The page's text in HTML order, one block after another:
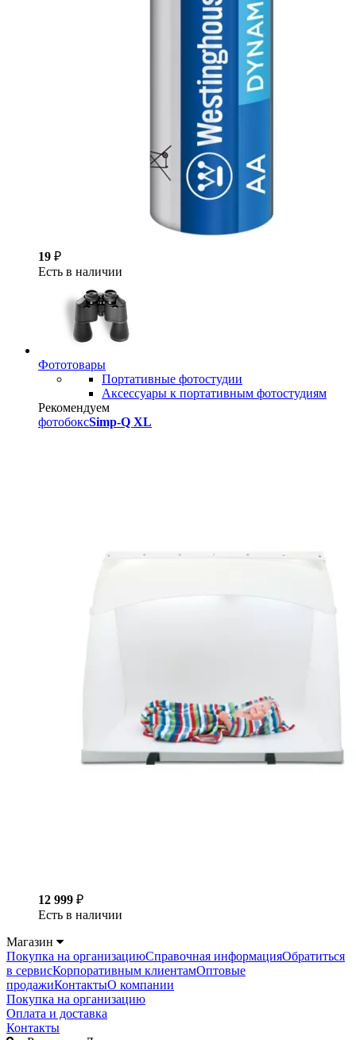
19 ₽
Есть в наличии
Фототовары
Портативные фотостудии
Аксессуары к портативным фотостудиям
Рекомендуем
фотобоксSimp-Q XL
12 999 ₽
Есть в наличии
Магазин
Покупка на организациюСправочная информацияОбратиться
в сервисКорпоративным клиентамОптовые
продажиКонтактыО компании
Покупка на организацию
Оплата и доставка
Контакты